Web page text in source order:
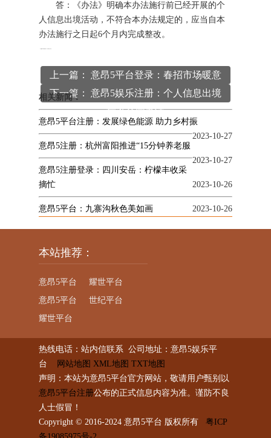
答：《办法》明确本办法施行前已经开展的个
人信息出境活动，不符合本办法规定的，应当自本
办法施行之日起6个月内完成整改。
上一篇： 意昂5平台登录：春招市场暖意
浓
下一篇： 意昂5娱乐注册：个人信息出境
标准合同办法
相关新闻：
意昂5平台注册：发展绿色能源 助力乡村振
2023-10-27
意昂5注册：杭州富阳推进“15分钟养老服
2023-10-27
意昂5注册登录：四川安岳：柠檬丰收采
摘忙
2023-10-26
意昂5平台：九寨沟秋色美如画 2023-10-26
本站推荐：
意昂5平台
耀世平台
意昂5平台
世纪平台
耀世平台
热线电话：站内信联系 公司地址：意昂5娱乐平
台 网站地图 XML地图 TXT地图
声明：本站为意昂5平台官方网站，敬请用户甄别以
意昂5平台注册公布的正式信息内容为准。谨防不良
人士假冒！
Copyright © 2016-2024 意昂5平台 版权所有 粤ICP